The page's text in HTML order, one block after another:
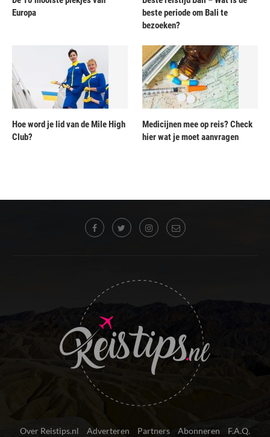
Europa
beste periode om Bali te
bezoeken?
Hoe word je lid van de Mile High
Club?
Medicijnen mee op reis? Check
hier wat je moet aanvragen
Over Reistips.nl Adverteren Partners Abonneren F.A.Q.